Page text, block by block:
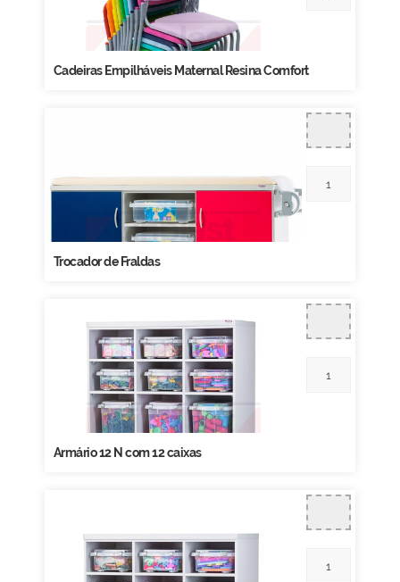
Cadeiras Empilháveis Maternal Resina Comfort
Trocador de Fraldas
Armário 12 N com 12 caixas